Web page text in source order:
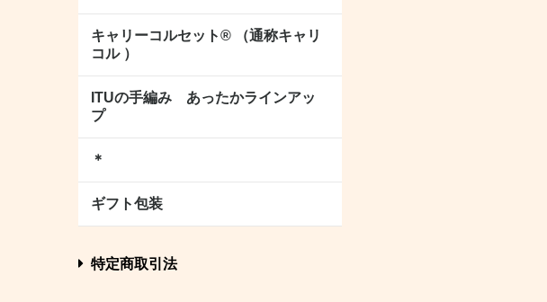
キャリーコルセット® （通称キャリ
コル ）
ITUの手編み あったかラインアッ
プ
＊
ギフト包装
特定商取引法